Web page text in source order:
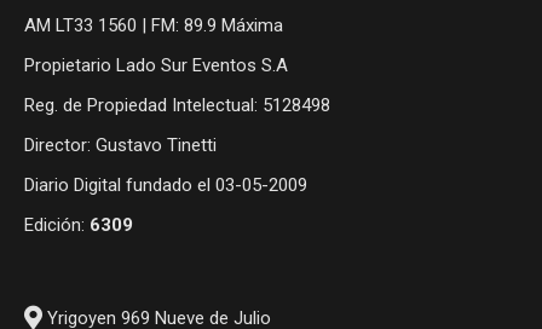
AM LT33 1560 | FM: 89.9 Máxima
Propietario Lado Sur Eventos S.A
Reg. de Propiedad Intelectual: 5128498
Director: Gustavo Tinetti
Diario Digital fundado el 03-05-2009
Edición: 6309
Yrigoyen 969 Nueve de Julio